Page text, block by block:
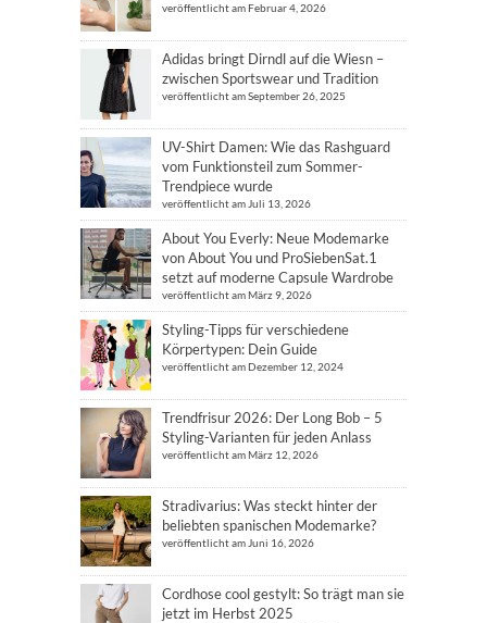
veröffentlicht am Februar 4, 2026
Adidas bringt Dirndl auf die Wiesn –
zwischen Sportswear und Tradition
veröffentlicht am September 26, 2025
UV-Shirt Damen: Wie das Rashguard
vom Funktionsteil zum Sommer-
Trendpiece wurde
veröffentlicht am Juli 13, 2026
About You Everly: Neue Modemarke
von About You und ProSiebenSat.1
setzt auf moderne Capsule Wardrobe
veröffentlicht am März 9, 2026
Styling-Tipps für verschiedene
Körpertypen: Dein Guide
veröffentlicht am Dezember 12, 2024
Trendfrisur 2026: Der Long Bob – 5
Styling-Varianten für jeden Anlass
veröffentlicht am März 12, 2026
Stradivarius: Was steckt hinter der
beliebten spanischen Modemarke?
veröffentlicht am Juni 16, 2026
Cordhose cool gestylt: So trägt man sie
jetzt im Herbst 2025